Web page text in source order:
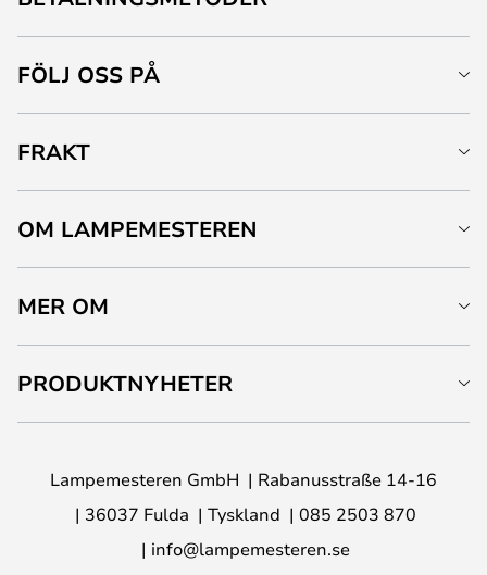
FÖLJ OSS PÅ
FRAKT
OM LAMPEMESTEREN
MER OM
PRODUKTNYHETER
Lampemesteren GmbH
Rabanusstraße 14-16
36037 Fulda
Tyskland
085 2503 870
info@lampemesteren.se